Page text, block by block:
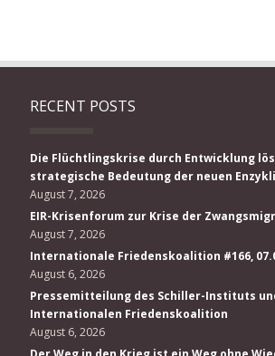
RECENT POSTS
Die Flüchtlingskrise durch Entwicklung
strategische Bedeutung der neuen
August 7, 2026
EIR-Krisenforum zur Krise der
August 7, 2026
Internationale Friedenskoalition #166,
August 6, 2026
Pressemitteilung des Schiller-Instituts
Internationalen Friedenskoalition
August 6, 2026